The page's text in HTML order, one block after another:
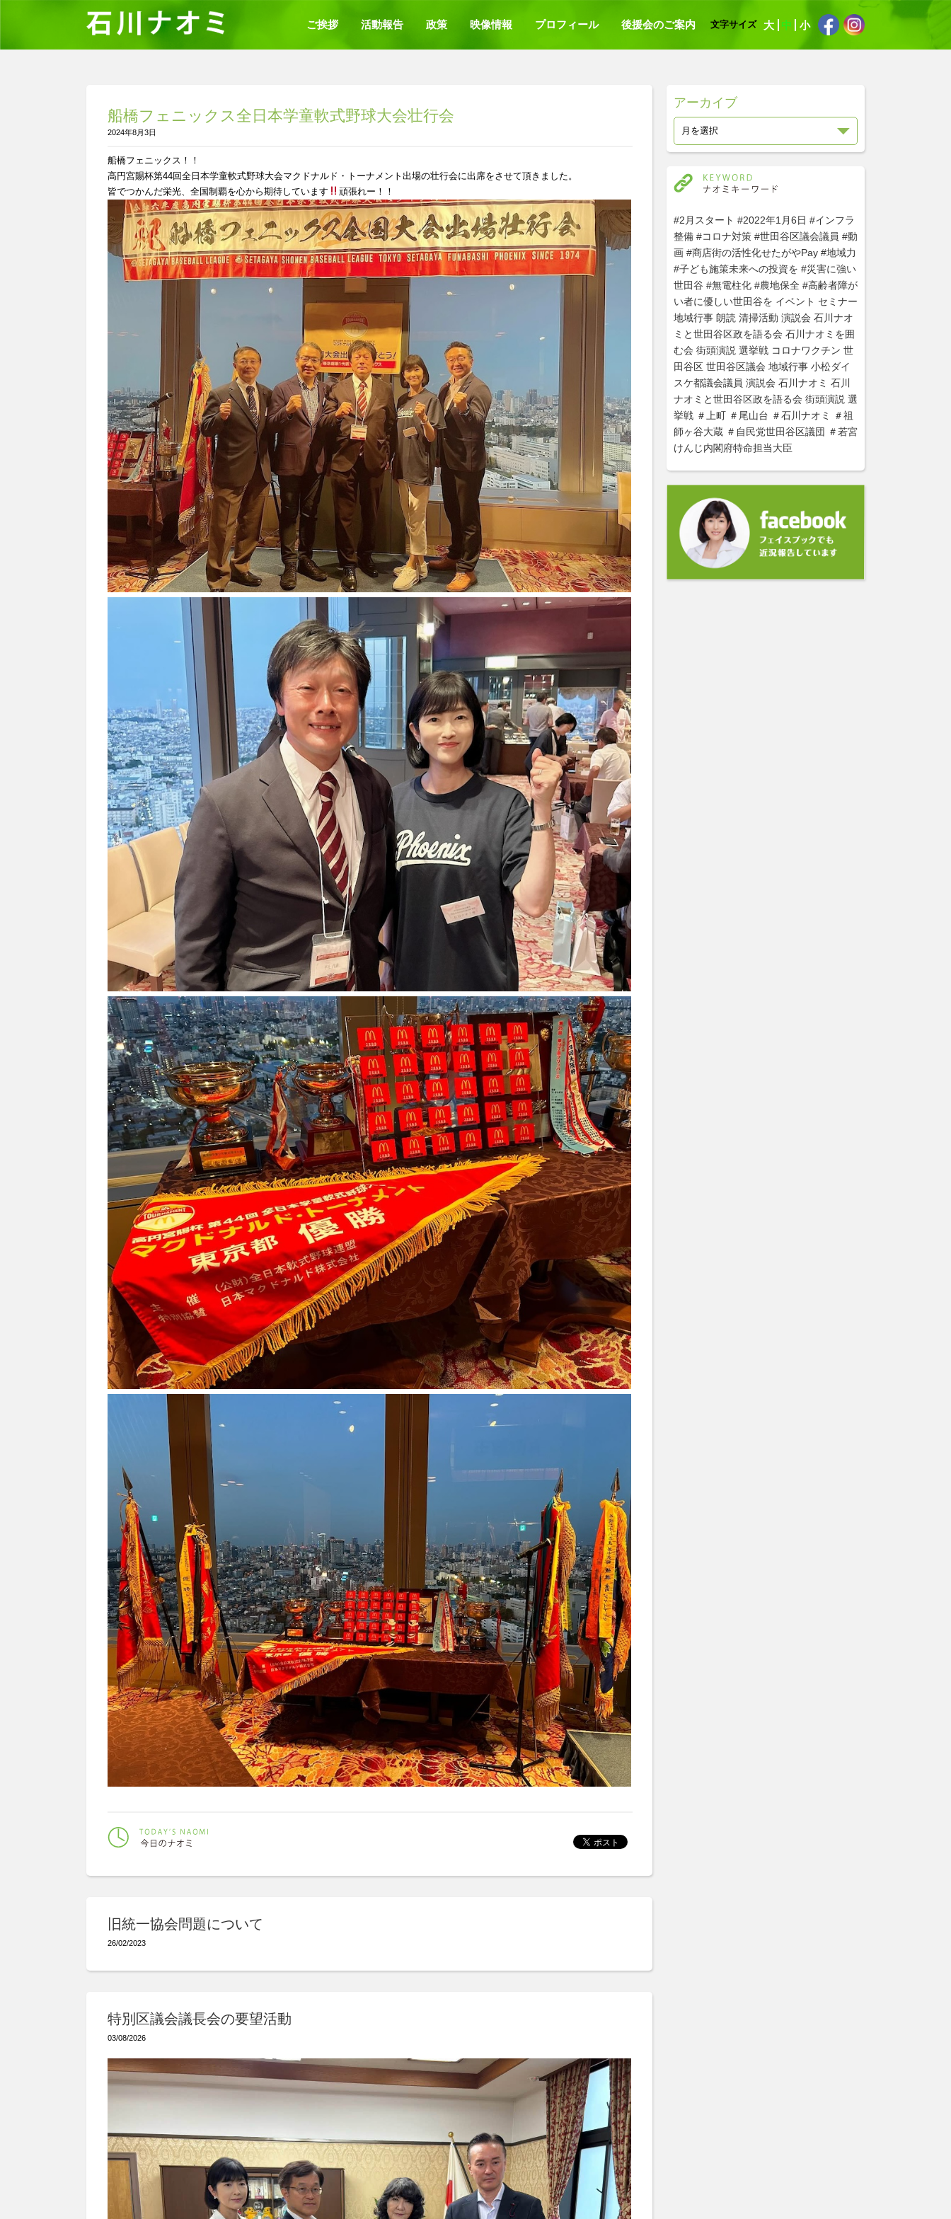
ご挨拶 活動報告 政策 映像情報 プロフィール 後援会のご案内 文字サイズ 大 中 小
船橋フェニックス全日本学童軟式野球大会壮行会
2024年8月3日
船橋フェニックス！！
高円宮賜杯第44回全日本学童軟式野球大会マクドナルド・トーナメント出場の壮行会に出席をさせて頂きました。
皆でつかんだ栄光、全国制覇を心から期待しています
頑張れー！！
旧統一協会問題について
26/02/2023
特別区議会議長会の要望活動
03/08/2026
アーカイブ
#2月スタート #2022年1月6日 #インフラ
整備 #コロナ対策 #世田谷区議会議員 #動
画 #商店街の活性化せたがやPay #地域力
#子ども施策未来への投資を #災害に強い
世田谷 #無電柱化 #農地保全 #高齢者障が
い者に優しい世田谷を イベント セミナー
地域行事 朗読 清掃活動 演説会 石川ナオ
ミと世田谷区政を語る会 石川ナオミを囲
む会 街頭演説 選挙戦 コロナワクチン 世
田谷区 世田谷区議会 地域行事 小松ダイ
スケ都議会議員 演説会 石川ナオミ 石川
ナオミと世田谷区政を語る会 街頭演説 選
挙戦 ＃上町 ＃尾山台 ＃石川ナオミ
＃祖
師ヶ谷大蔵 ＃自民党世田谷区議団 ＃若宮
けんじ内閣府特命担当大臣